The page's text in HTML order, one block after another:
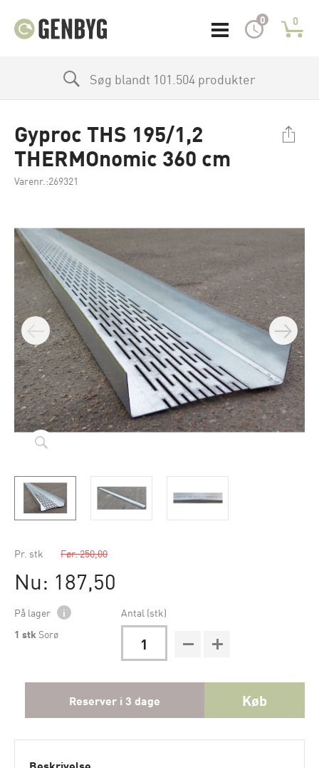
0 0
Søg blandt 101.504 produkter
Gyproc THS 195/1,2
THERMOnomic 360 cm
Varenr.:269321
Pr. stk Før: 250,00
Nu: 187,50
På lager
i
1 stk Sorø
Antal (stk)
Reserver i 3 dage Køb